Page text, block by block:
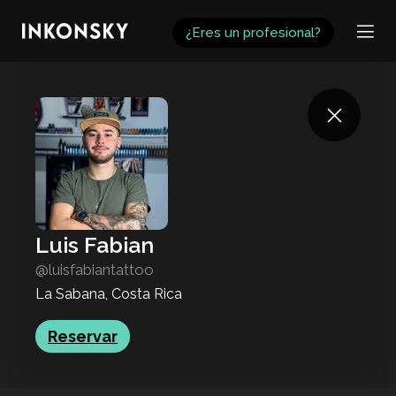
¿Eres un profesional?
Luis Fabian
@luisfabiantattoo
La Sabana, Costa Rica
Reservar